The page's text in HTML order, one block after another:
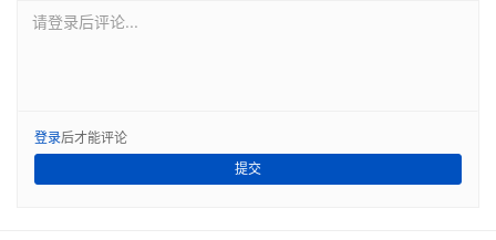
请登录后评论...
登录后才能评论
提交